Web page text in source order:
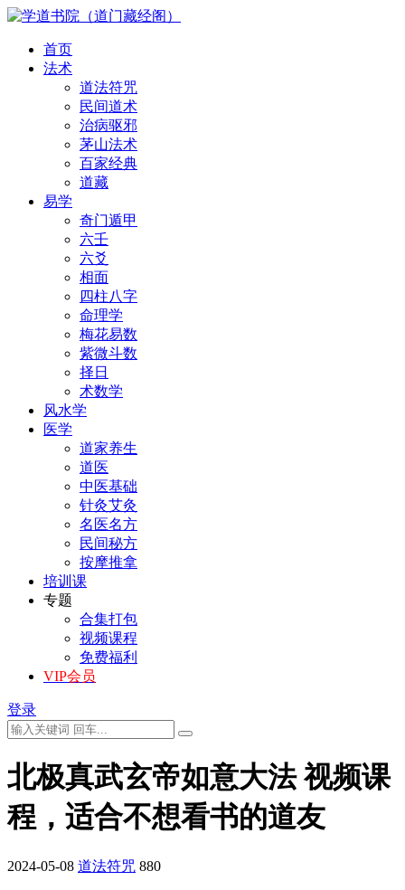
首页
法术
道法符咒
民间道术
治病驱邪
茅山法术
百家经典
道藏
易学
奇门遁甲
六壬
六爻
相面
四柱八字
命理学
梅花易数
紫微斗数
择日
术数学
风水学
医学
道家养生
道医
中医基础
针灸艾灸
名医名方
民间秘方
按摩推拿
培训课
专题
合集打包
视频课程
免费福利
VIP会员
登录
北极真武玄帝如意大法 视频课
程，适合不想看书的道友
2024-05-08 道法符咒 880